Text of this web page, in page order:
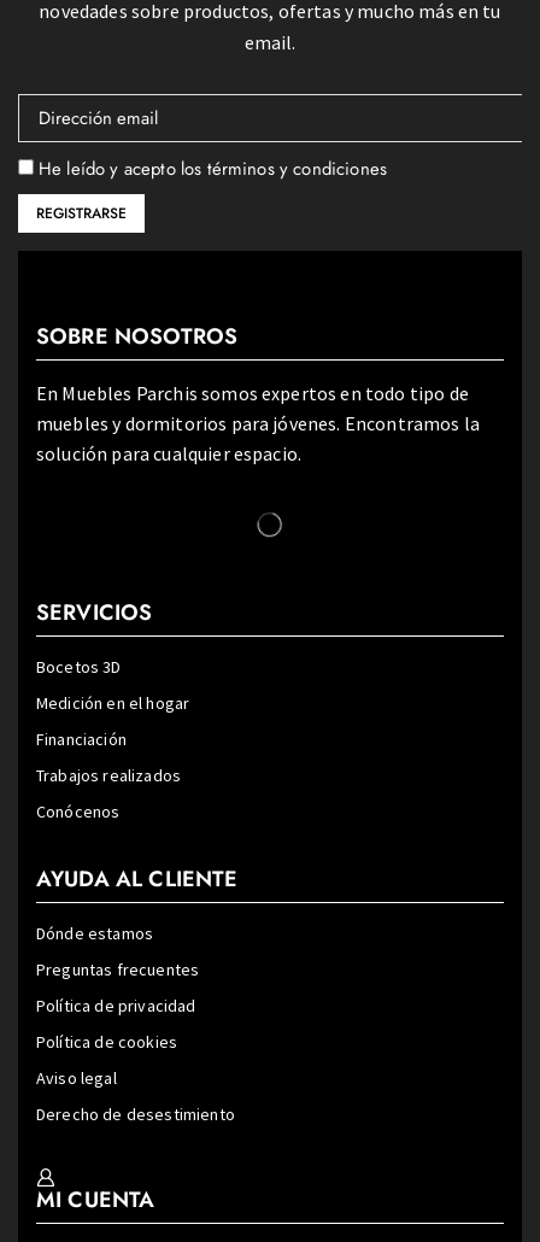
novedades sobre productos, ofertas y mucho más en tu
email.
He leído y acepto los términos y condiciones
SOBRE NOSOTROS
En Muebles Parchis somos expertos en todo tipo de
muebles y dormitorios para jóvenes. Encontramos la
solución para cualquier espacio.
SERVICIOS
Bocetos 3D
Medición en el hogar
Financiación
Trabajos realizados
Conócenos
AYUDA AL CLIENTE
Dónde estamos
Preguntas frecuentes
Política de privacidad
Política de cookies
Aviso legal
Derecho de desestimiento
MI CUENTA